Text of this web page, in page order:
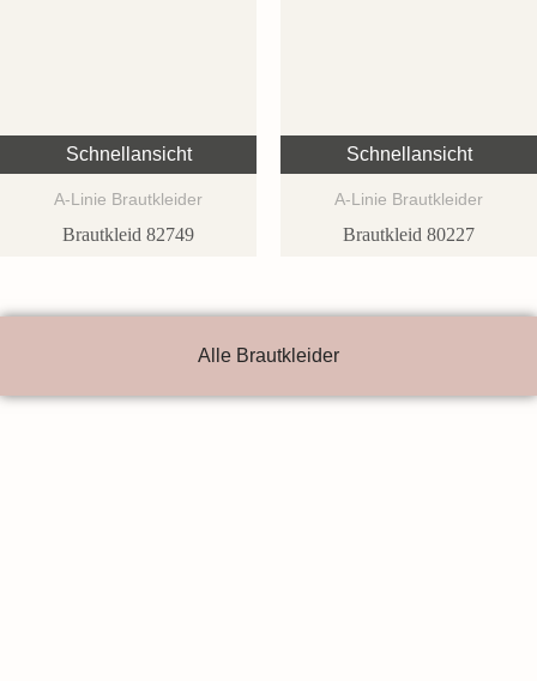
Schnellansicht
A-Linie Brautkleider
Brautkleid 82749
Schnellansicht
A-Linie Brautkleider
Brautkleid 80227
Alle Brautkleider